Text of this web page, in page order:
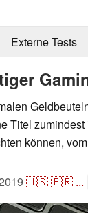
Externe Tests
Titel
können,
🇺🇸🇫🇷 ...